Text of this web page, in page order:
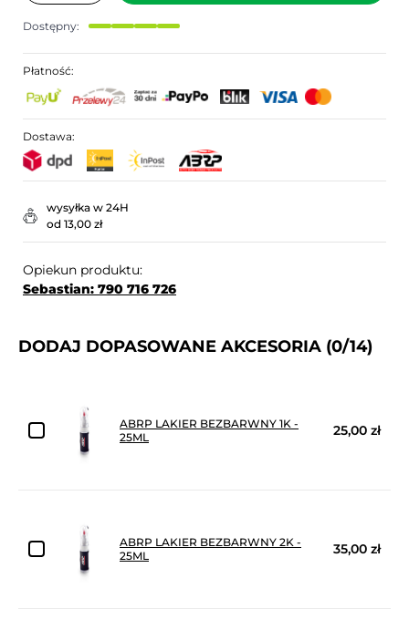
Dostępny:
Płatność:
Dostawa:
wysyłka w 24H
od 13,00 zł
Opiekun produktu:
Sebastian: 790 716 726
DODAJ DOPASOWANE AKCESORIA (0/14)
ABRP LAKIER BEZBARWNY 1K -
25ML
25,00 zł
ABRP LAKIER BEZBARWNY 2K -
25ML
35,00 zł